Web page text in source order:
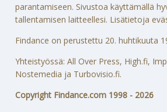
parantamiseen. Sivustoa käyttämällä
tallentamisen laitteellesi. Lisätietoja
Findance on perustettu 20. huhtikuuta
Yhteistyössä: All Over Press, High.fi,
Nostemedia ja Turbovisio.fi.
Copyright Findance.com 1998 - 2026